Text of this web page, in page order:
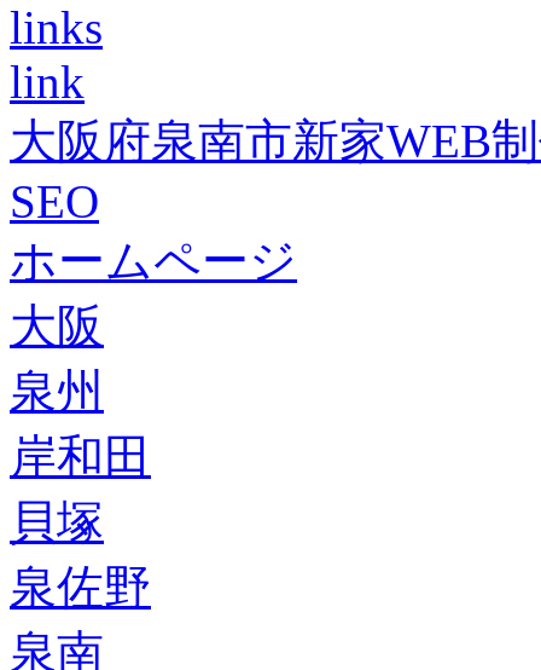
links
link
大阪府泉南市新家WEB
SEO
ホームページ
大阪
泉州
岸和田
貝塚
泉佐野
泉南